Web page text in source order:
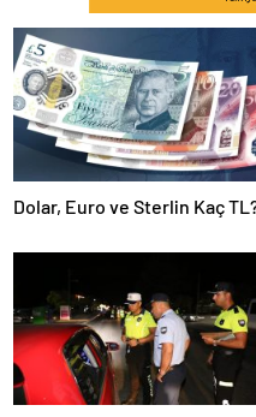
Dolar, Euro ve Sterlin Kaç